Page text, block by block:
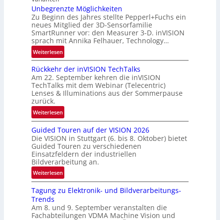
u
n
d
e
s
‘
Unbegrenzte Möglichkeiten
Zu Beginn des Jahres stellte Pepperl+Fuchs ein
neues Mitglied der 3D-Sensorfamilie
SmartRunner vor: den Measurer 3-D. inVISION
sprach mit Annika Felhauer, Technology…
Weiterlesen:
U
n
b
e
g
r
e
z
t
e
M
ö
g
l
c
Rückkehr der inVISION TechTalks
Am 22. September kehren die inVISION
TechTalks mit dem Webinar (Telecentric)
Lenses & Illuminations aus der Sommerpause
zurück.
Weiterlesen:
R
ü
c
k
k
e
h
e
r
Guided Touren auf der VISION 2026
Die VISION in Stuttgart (6. bis 8. Oktober) bietet
Guided Touren zu verschiedenen
Einsatzfeldern der industriellen
Bildverarbeitung an.
Weiterlesen:
G
u
d
Tagung zu Elektronik- und Bildverarbeitungs-
Trends
Am 8. und 9. September veranstalten die
Fachabteilungen VDMA Machine Vision und